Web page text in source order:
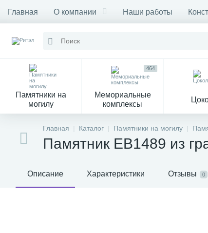
Главная О компании Наши работы
Памятники на
могилу
Мемориальные
комплексы
464
Декор на памятник
Главная Каталог Памятники на могилу
Памятник EB1489 из
Описание Характеристики Отзывы 0